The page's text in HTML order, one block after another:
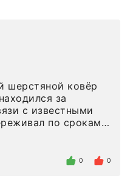
шерстяной ковёр
за
с известными
по срокам.
ровно в
время, без
0 0